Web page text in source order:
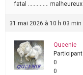
fatal ………….. malheureux
31 mai 2026 à 10 h 03 min
Queenie
Participant
0
0